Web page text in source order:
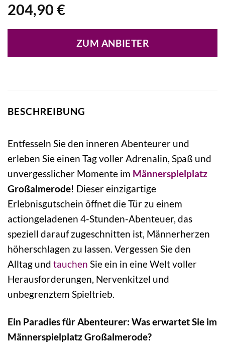
204,90 €
ZUM ANBIETER
BESCHREIBUNG
Entfesseln Sie den inneren Abenteurer und
erleben Sie einen Tag voller Adrenalin, Spaß und
unvergesslicher Momente im Männerspielplatz
Großalmerode! Dieser einzigartige
Erlebnisgutschein öffnet die Tür zu einem
actiongeladenen 4-Stunden-Abenteuer, das
speziell darauf zugeschnitten ist, Männerherzen
höherschlagen zu lassen. Vergessen Sie den
Alltag und tauchen Sie ein in eine Welt voller
Herausforderungen, Nervenkitzel und
unbegrenztem Spieltrieb.
Ein Paradies für Abenteurer: Was erwartet Sie im
Männerspielplatz Großalmerode?